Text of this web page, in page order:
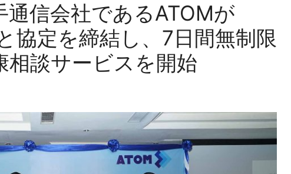
通信会社であるATOMが
協定を締結し、7日間無制限
相談サービスを開始